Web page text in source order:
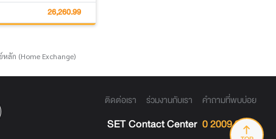
26,260.99
ลัก (Home Exchange)
ติดต่อเรา ร่วมงานกับเรา คำถามที่พบบ่อย
SET Contact Center 0 2009 9999